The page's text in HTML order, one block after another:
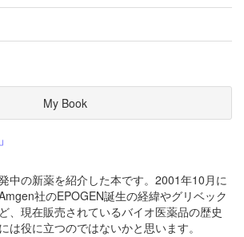
My Book
中の新薬を紹介した本です。2001年10月に
社のEPOGEN誕生の経緯やグリベック
、現在販売されているバイオ医薬品の歴史
は役に立つのではないかと思います。